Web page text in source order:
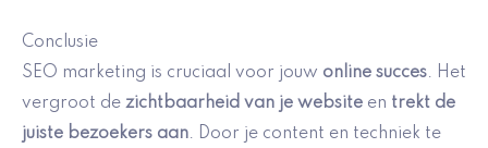
Conclusie
SEO marketing is cruciaal voor jouw online succes. Het
vergroot de zichtbaarheid van je website en trekt de
juiste bezoekers aan. Door je content en techniek te